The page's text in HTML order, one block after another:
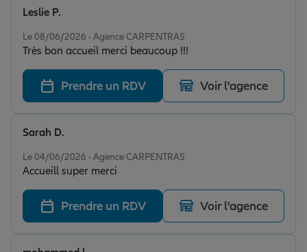
Le 08/06/2026 - Agence CARPENTRAS
Très bon accueil merci beaucoup !!!
Leslie P.
Prendre un RDV Voir l'agence
Le 04/06/2026 - Agence CARPENTRAS
Accueill super merci
Sarah D.
Prendre un RDV Voir l'agence